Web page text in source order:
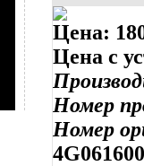
Цена:
Цена с
Номер
Номер